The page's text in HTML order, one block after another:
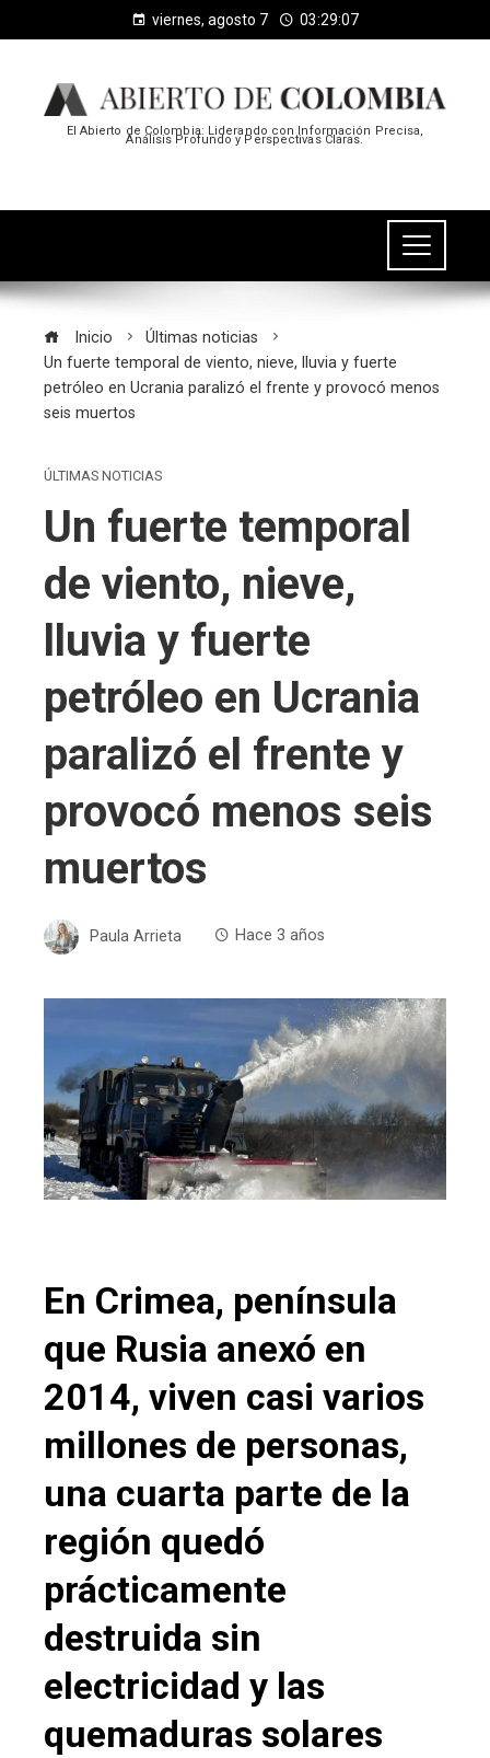
viernes, agosto 7 03:29:08
El Abierto de Colombia: Liderando con Información Precisa,
Análisis Profundo y Perspectivas Claras.
Inicio
Últimas noticias
Un fuerte temporal de viento, nieve, lluvia y fuerte
petróleo en Ucrania paralizó el frente y provocó menos
seis muertos
ÚLTIMAS NOTICIAS
Un fuerte temporal
de viento, nieve,
lluvia y fuerte
petróleo en Ucrania
paralizó el frente y
provocó menos seis
muertos
Paula Arrieta Hace 3 años
En Crimea, península
que Rusia anexó en
2014, viven casi varios
millones de personas,
una cuarta parte de la
región quedó
prácticamente
destruida sin
electricidad y las
quemaduras solares